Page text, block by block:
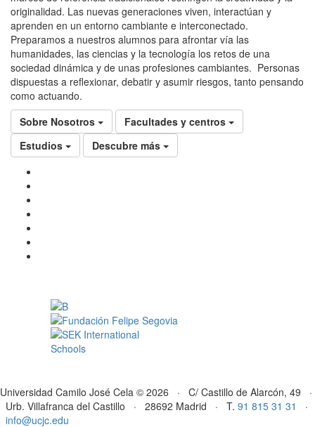
originalidad. Las nuevas generaciones viven, interactúan y
aprenden en un entorno cambiante e interconectado.
Preparamos a nuestros alumnos para afrontar vía las
humanidades, las ciencias y la tecnología los retos de una
sociedad dinámica y de unas profesiones cambiantes. Personas
dispuestas a reflexionar, debatir y asumir riesgos, tanto pensando
como actuando.
Sobre Nosotros
Facultades y centros
Estudios
Descubre más
Universidad Camilo José Cela © 2026 · C/ Castillo de Alarcón, 49 ·
Urb. Villafranca del Castillo · 28692 Madrid · T. 91 815 31 31
·
info@ucjc.edu